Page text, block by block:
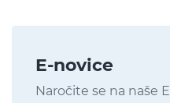
E-novice
Naročite se na naše